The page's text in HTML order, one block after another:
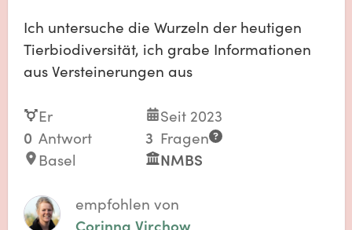
Ich untersuche die Wurzeln der heutigen
Tierbiodiversität, ich grabe Informationen
aus Versteinerungen aus
Er
Seit 2023
0 Antwort 3 Fragen
Basel
NMBS
empfohlen von
Corinna Virchow